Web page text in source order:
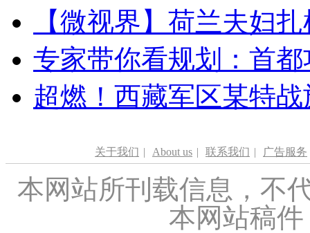
【微视界】荷兰夫妇
专家带你看规划：首
超燃！西藏军区某特
关于我们 | About us | 联系我们 | 广告服务
本网站所刊载信息，不
本网站稿